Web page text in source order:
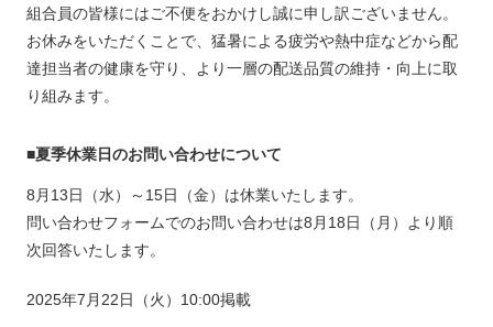
組合員の皆様にはご不便をおかけし誠に申し訳ございません。
お休みをいただくことで、猛暑による疲労や熱中症などから配
達担当者の健康を守り、より一層の配送品質の維持・向上に取
り組みます。
■夏季休業日のお問い合わせについて
8月13日（水）～15日（金）は休業いたします。
問い合わせフォームでのお問い合わせは8月18日（月）より順
次回答いたします。
2025年7月22日（火）10:00掲載